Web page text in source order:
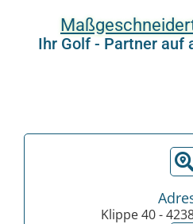
Ihr Golf - Partner auf
Klippe 40 -